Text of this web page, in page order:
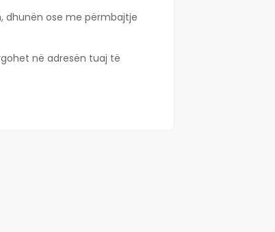
dhunën ose me përmbajtje
në adresën tuaj të